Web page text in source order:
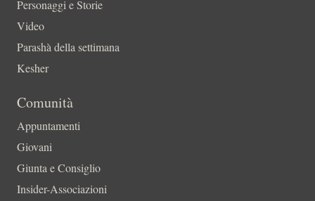
Personaggi e Storie
Video
Parashà della settimana
Kesher
Comunità
Appuntamenti
Giovani
Giunta e Consiglio
Insider-Associazioni